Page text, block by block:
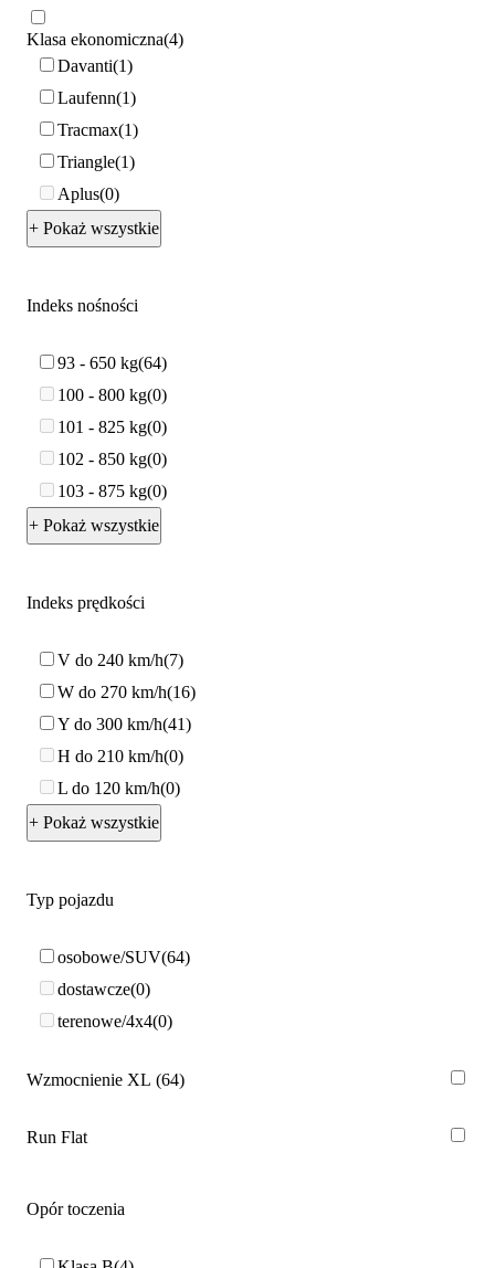
Klasa ekonomiczna 4
Davanti 1
Laufenn 1
Tracmax 1
Triangle 1
Aplus 0
+ Pokaż wszystkie
Indeks nośności
93 - 650 kg 64
100 - 800 kg 0
101 - 825 kg 0
102 - 850 kg 0
103 - 875 kg 0
+ Pokaż wszystkie
Indeks prędkości
V do 240 km/h 7
W do 270 km/h 16
Y do 300 km/h 41
H do 210 km/h 0
L do 120 km/h 0
+ Pokaż wszystkie
Typ pojazdu
osobowe/SUV 64
dostawcze 0
terenowe/4x4 0
Wzmocnienie XL 64
Run Flat
Opór toczenia